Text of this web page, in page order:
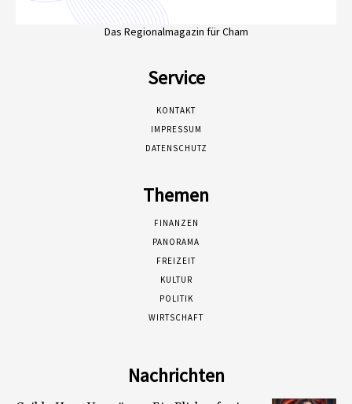
Das Regionalmagazin für Cham
Service
KONTAKT
IMPRESSUM
DATENSCHUTZ
Themen
FINANZEN
PANORAMA
FREIZEIT
KULTUR
POLITIK
WIRTSCHAFT
Nachrichten